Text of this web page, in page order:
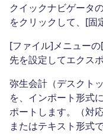
クイックナビゲータ
をクリックして、[固
[ファイル]メニュー
先を設定してエクス
弥生会計（デスクト
を、インポート形式
ポートします。（対
またはテキスト形式で